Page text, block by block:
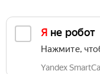
Я не робот
Нажмите,
Yandex